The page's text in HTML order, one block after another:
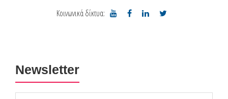
Κοινωνικά δίκτυα:
Newsletter